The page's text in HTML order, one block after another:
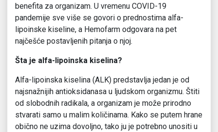
benefita za organizam. U vremenu COVID-19
pandemije sve više se govori o prednostima alfa-
lipoinske kiseline, a Hemofarm odgovara na pet
najčešće postavljenih pitanja o njoj.
Šta je alfa-lipoinska kiselina?
Alfa-lipoinska kiselina (ALK) predstavlja jedan je od
najsnažnijih antioksidanasa u ljudskom organizmu. Štiti
od slobodnih radikala, a organizam je može prirodno
stvarati samo u malim količinama. Kako se putem hrane
obično ne uzima dovoljno, tako ju je potrebno unositi u